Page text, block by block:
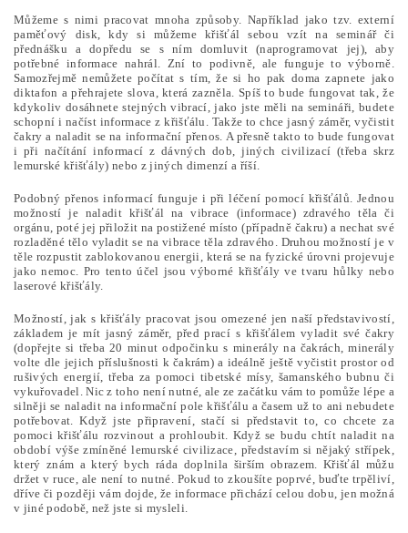
Můžeme s nimi pracovat mnoha způsoby. Například jako tzv. externí
paměťový disk, kdy si můžeme křišťál sebou vzít na seminář či
přednášku a dopředu se s ním domluvit (naprogramovat jej), aby
potřebné informace nahrál. Zní to podivně, ale funguje to výborně.
Samozřejmě nemůžete počítat s tím, že si ho pak doma zapnete jako
diktafon a přehrajete slova, která zazněla. Spíš to bude fungovat tak, že
kdykoliv dosáhnete stejných vibrací, jako jste měli na semináři, budete
schopní i načíst informace z křišťálu. Takže to chce jasný záměr, vyčistit
čakry a naladit se na informační přenos. A přesně takto to bude fungovat
i při načítání informací z dávných dob, jiných civilizací (třeba skrz
lemurské křišťály) nebo z jiných dimenzí a říší.
Podobný přenos informací funguje i při léčení pomocí křišťálů. Jednou
možností je naladit křišťál na vibrace (informace) zdravého těla či
orgánu, poté jej přiložit na postižené místo (případně čakru) a nechat své
rozladěné tělo vyladit se na vibrace těla zdravého. Druhou možností je v
těle rozpustit zablokovanou energii, která se na fyzické úrovni projevuje
jako nemoc. Pro tento účel jsou výborné křišťály ve tvaru hůlky nebo
laserové křišťály.
Možností, jak s křišťály pracovat jsou omezené jen naší představivostí,
základem je mít jasný záměr, před prací s křišťálem vyladit své čakry
(dopřejte si třeba 20 minut odpočinku s minerály na čakrách, minerály
volte dle jejich příslušnosti k čakrám) a ideálně ještě vyčistit prostor od
rušivých energií, třeba za pomoci tibetské mísy, šamanského bubnu či
vykuřovadel. Nic z toho není nutné, ale ze začátku vám to pomůže lépe a
silněji se naladit na informační pole křišťálu a časem už to ani nebudete
potřebovat. Když jste připravení, stačí si představit to, co chcete za
pomoci křišťálu rozvinout a prohloubit. Když se budu chtít naladit na
období výše zmíněné lemurské civilizace, představím si nějaký střípek,
který znám a který bych ráda doplnila širším obrazem. Křišťál můžu
držet v ruce, ale není to nutné. Pokud to zkoušíte poprvé, buďte trpěliví,
dříve či později vám dojde, že informace přichází celou dobu, jen možná
v jiné podobě, než jste si mysleli.